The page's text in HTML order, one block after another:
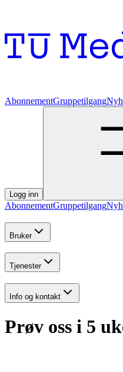
AbonnementGruppetilgang
Logg inn
AbonnementGruppetilgang
Bruker
Tjenester
Info og kontakt
Prøv oss i 5